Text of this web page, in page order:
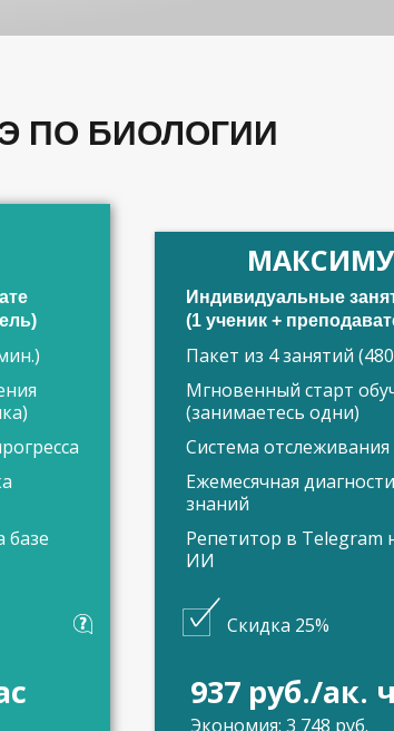
ПО БИОЛОГИИ
базе
Индивидуальные
(1 ученик +
Пакет из 4 занятий
Мгновенный старт
(занимаетесь одни)
Система отслеживания
Ежемесячная
знаний
Репетитор в Telegram
ИИ
Скидка 25%
937 руб./ак.
Экономия: 3 748 руб.